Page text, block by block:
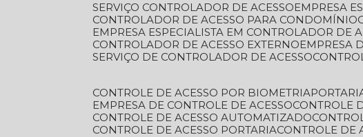
SERVIÇO CONTROLADOR DE ACESSO
EMPRESA
CONTROLADOR DE ACESSO PARA CONDOMÍNIO
EMPRESA ESPECIALISTA EM CONTROLADOR DE
CONTROLADOR DE ACESSO EXTERNO
EMPRESA
SERVIÇO DE CONTROLADOR DE ACESSO
CONTROLE DE ACESSO POR BIOMETRIA
EMPRESA DE CONTROLE DE ACESSO
CONTROLE
CONTROLE DE ACESSO AUTOMATIZADO
CONTROLE DE ACESSO PORTARIA CONTROLE